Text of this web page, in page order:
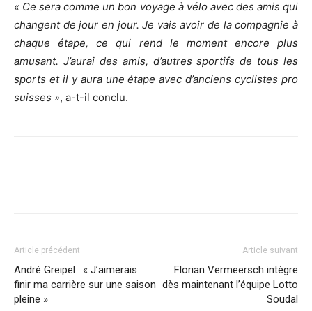
« Ce sera comme un bon voyage à vélo avec des amis qui
changent de jour en jour. Je vais avoir de la compagnie à
chaque étape, ce qui rend le moment encore plus
amusant. J’aurai des amis, d’autres sportifs de tous les
sports et il y aura une étape avec d’anciens cyclistes pro
suisses », a-t-il conclu.
Article précédent
André Greipel : « J’aimerais
finir ma carrière sur une saison
pleine »
Article suivant
Florian Vermeersch intègre
dès maintenant l’équipe Lotto
Soudal